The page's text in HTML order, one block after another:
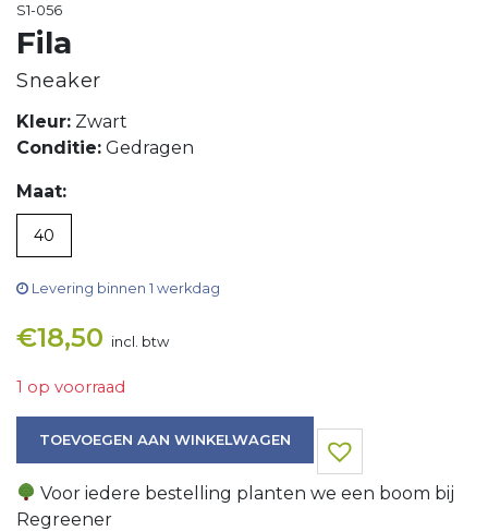
S1-056
Fila
Sneaker
Kleur: Zwart
Conditie: Gedragen
Maat:
40
Levering binnen 1 werkdag
€18,50 incl. btw
1 op voorraad
TOEVOEGEN AAN WINKELWAGEN
Voor iedere bestelling planten we een boom bij
Regreener